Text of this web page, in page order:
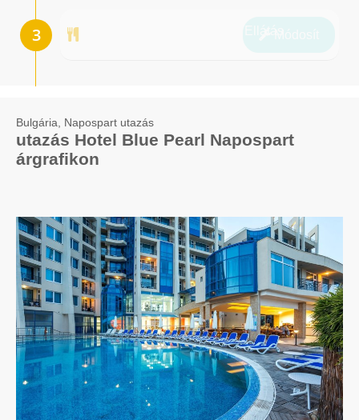
Bulgária, Napospart utazás
utazás Hotel Blue Pearl Napospart
árgrafikon